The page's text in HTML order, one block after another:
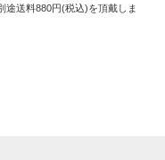
途送料880円(税込)を頂戴しま